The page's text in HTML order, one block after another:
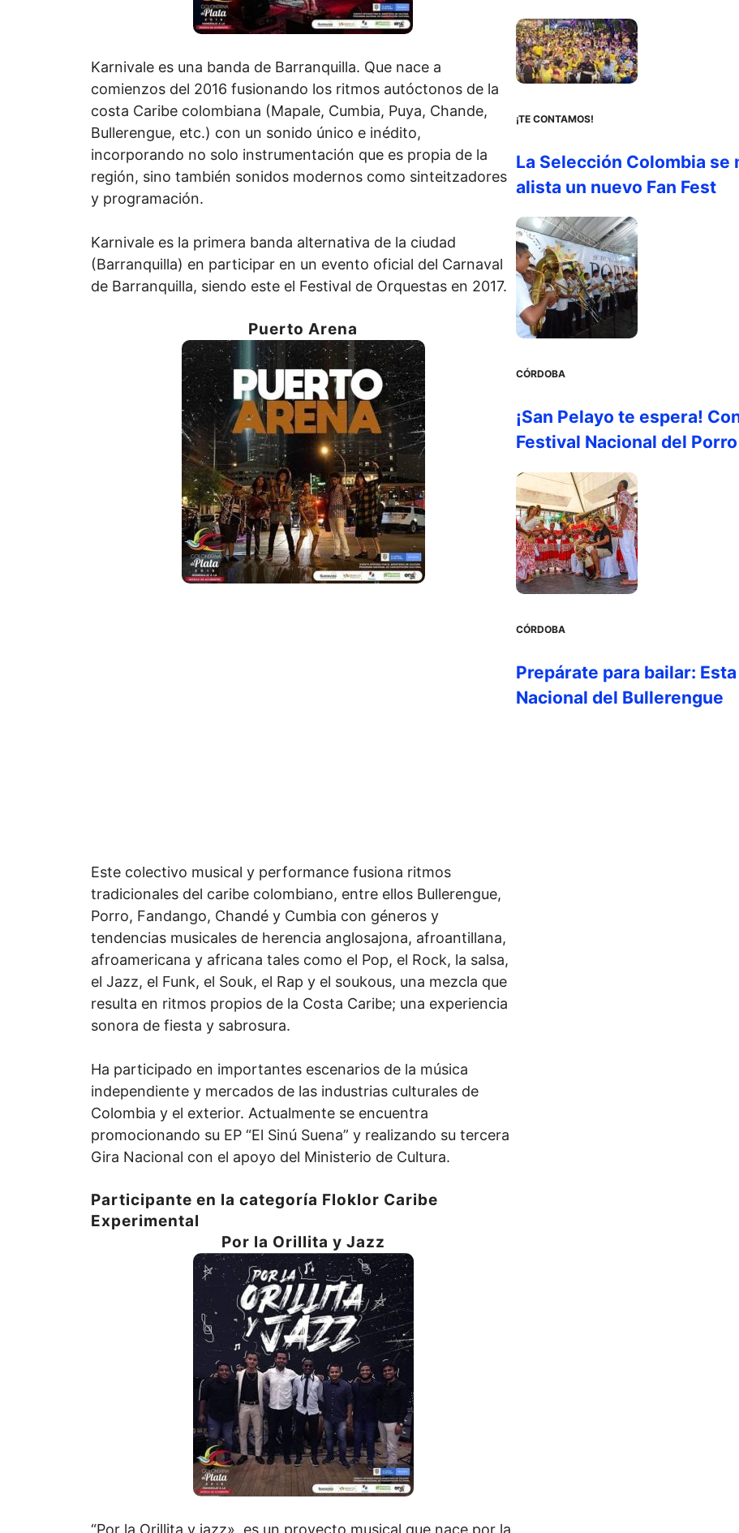
Karnivale es una banda de Barranquilla. Que nace a
comienzos del 2016 fusionando los ritmos autóctonos de la
costa Caribe colombiana (Mapale, Cumbia, Puya, Chande,
Bullerengue, etc.) con un sonido único e inédito,
incorporando no solo instrumentación que es propia de la
región, sino también sonidos modernos como sinteitzadores
y programación.
Karnivale es la primera banda alternativa de la ciudad
(Barranquilla) en participar en un evento oficial del Carnaval
de Barranquilla, siendo este el Festival de Orquestas en 2017.
Puerto Arena
Este colectivo musical y performance fusiona ritmos
tradicionales del caribe colombiano, entre ellos Bullerengue,
Porro, Fandango, Chandé y Cumbia con géneros y
tendencias musicales de herencia anglosajona, afroantillana,
afroamericana y africana tales como el Pop, el Rock, la salsa,
el Jazz, el Funk, el Souk, el Rap y el soukous, una mezcla que
resulta en ritmos propios de la Costa Caribe; una experiencia
sonora de fiesta y sabrosura.
Ha participado en importantes escenarios de la música
independiente y mercados de las industrias culturales de
Colombia y el exterior. Actualmente se encuentra
promocionando su EP “El Sinú Suena” y realizando su tercera
Gira Nacional con el apoyo del Ministerio de Cultura.
Participante en la categoría Floklor Caribe
Experimental
Por la Orillita y Jazz
¡TE CONTAMOS!
La Selección Colombia se
alista un nuevo Fan Fest
CÓRDOBA
¡San Pelayo te espera!
Festival Nacional del Porro
CÓRDOBA
Prepárate para bailar:
Nacional del Bullerengue